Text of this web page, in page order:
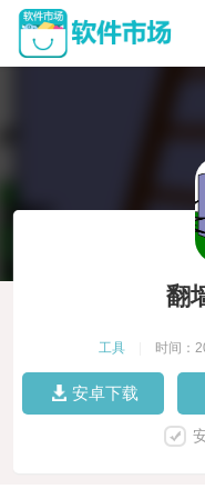
翻
工具 时间：
安卓下载